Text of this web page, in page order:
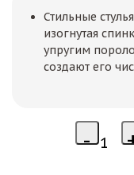
Стильные
изогнутая
упругим
создают его